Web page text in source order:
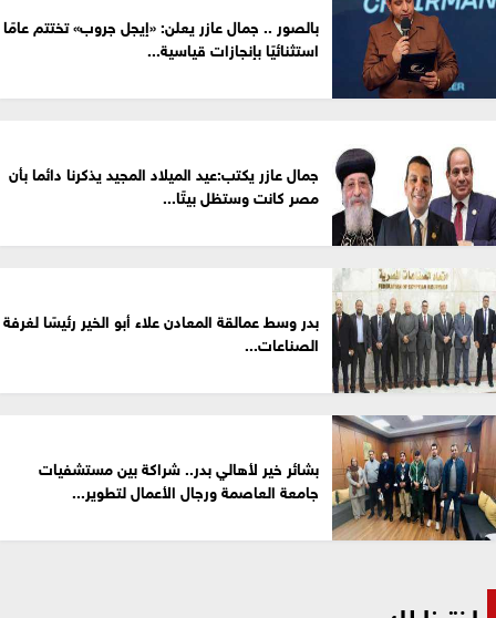
بالصور .. جمال عازر يعلن: «إيجل جروب» تختتم عامًا
استثنائيًا بإنجازات قياسية...
جمال عازر يكتب:عيد الميلاد المجيد يذكرنا دائما بأن
مصر كانت وستظل بيتًا...
بدر وسط عمالقة المعادن علاء أبو الخير رئيسًا لغرفة
الصناعات...
بشائر خير لأهالي بدر.. شراكة بين مستشفيات
جامعة العاصمة ورجال الأعمال لتطوير...